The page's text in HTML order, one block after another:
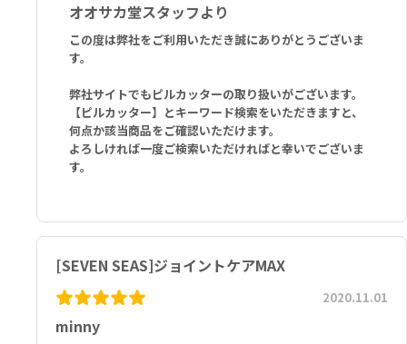
オオサカ堂スタッフより
この度は弊社をご利用いただき誠にありがとうございま
す。
弊社サイトでもピルカッターの取り扱いがございます。
【ピルカッター】とキーワード検索をいただきますと、
何点か該当商品をご確認いただけます。
よろしければ一度ご検索いただければと幸いでございま
す。
[SEVEN SEAS]ジョイントケアMAX
minny
2020.11.01